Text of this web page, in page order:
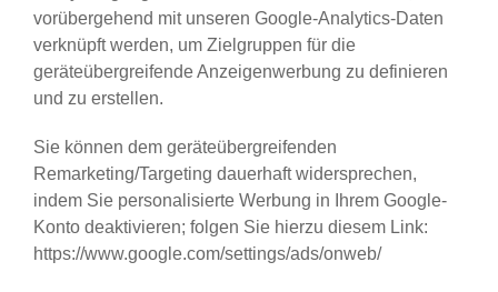
vorübergehend mit unseren Google-Analytics-Daten
verknüpft werden, um Zielgruppen für die
geräteübergreifende Anzeigenwerbung zu definieren
und zu erstellen.
Sie können dem geräteübergreifenden
Remarketing/Targeting dauerhaft widersprechen,
indem Sie personalisierte Werbung in Ihrem Google-
Konto deaktivieren; folgen Sie hierzu diesem Link:
https://www.google.com/settings/ads/onweb/